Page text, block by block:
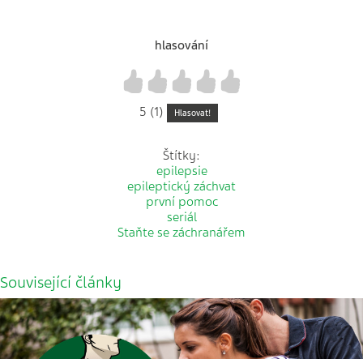
hlasování
4
3
2
1
5 (1) Hlasovat!
Štítky:
epilepsie
epileptický záchvat
první pomoc
seriál
Staňte se záchranářem
Související články